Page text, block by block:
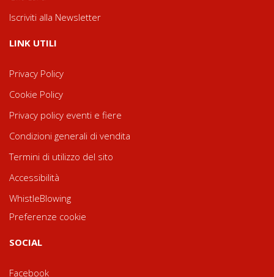
Iscriviti alla Newsletter
LINK UTILI
Privacy Policy
Cookie Policy
Privacy policy eventi e fiere
Condizioni generali di vendita
Termini di utilizzo del sito
Accessibilità
WhistleBlowing
Preferenze cookie
SOCIAL
Facebook